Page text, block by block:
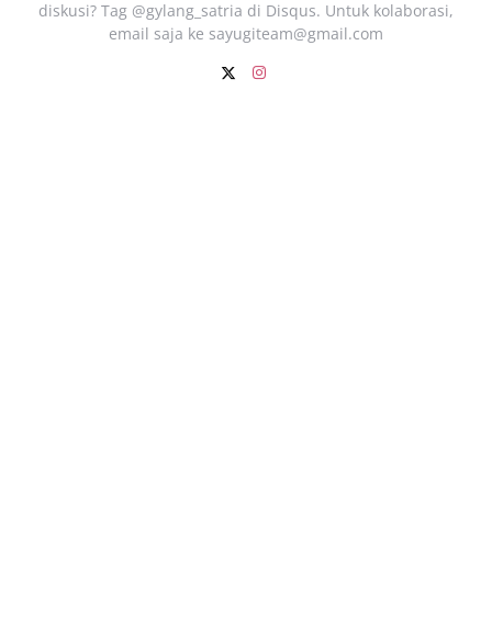
diskusi? Tag @gylang_satria di Disqus. Untuk kolaborasi,
email saja ke sayugiteam@gmail.com